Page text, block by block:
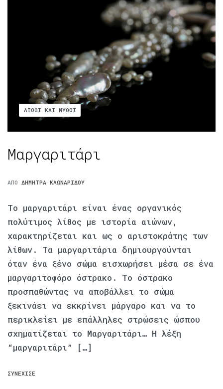
ΛΊΘΟΙ ΚΑΙ ΜΎΘΟΙ
Μαργαριτάρι
ΑΠΌ ΔΉΜΗΤΡΑ ΚΛΩΝΑΡΊΔΟΥ
Το μαργαριτάρι είναι ένας οργανικός
πολύτιμος λίθος με ιστορία αιώνων,
χαρακτηρίζεται και ως ο αριστοκράτης των
λίθων. Τα μαργαριτάρια δημιουργούνται
όταν ένα ξένο σώμα εισχωρήσει μέσα σε ένα
μαργαριτοφόρο όστρακο. Το όστρακο
προσπαθώντας να αποβάλλει το σώμα
ξεκινάει να εκκρίνει μάργαρο και να το
περικλείει με επάλληλες στρώσεις ώσπου
σχηματίζεται το Μαργαριτάρι… Η λέξη
“μαργαριτάρι” […]
ΣΥΝΈΧΙΣΕ